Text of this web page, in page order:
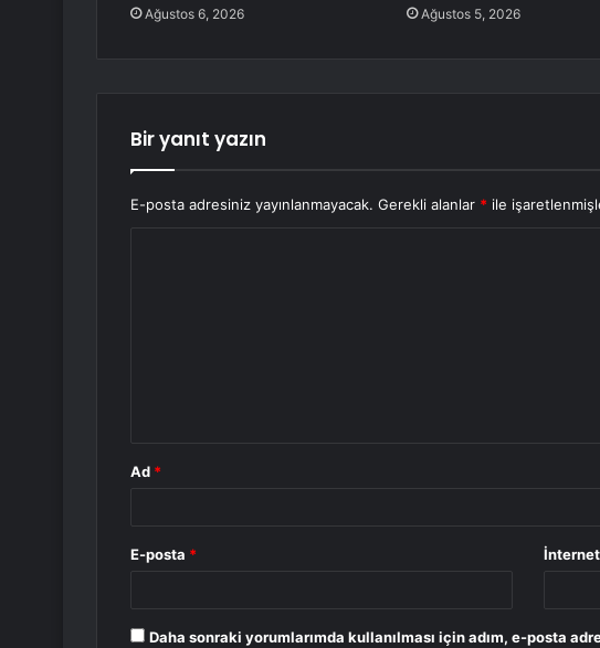
Ağustos 6, 2026 Ağustos 5, 2026
Bir yanıt yazın
E-posta adresiniz yayınlanmayacak. Gerekli alanlar * ile
Ad *
E-posta *
Daha sonraki yorumlarımda kullanılması için adım, e-posta